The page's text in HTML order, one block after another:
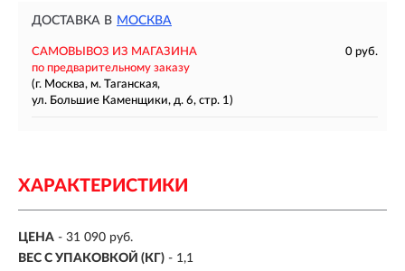
ДОСТАВКА В МОСКВА
САМОВЫВОЗ ИЗ МАГАЗИНА
0 руб.
по предварительному заказу
(г. Москва, м. Таганская,
ул. Большие Каменщики, д. 6, стр. 1)
ХАРАКТЕРИСТИКИ
ЦЕНА - 31 090 руб.
ВЕС С УПАКОВКОЙ (КГ) - 1,1